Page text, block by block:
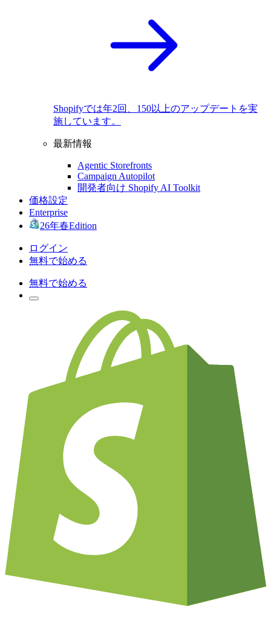
Shopifyでは年2回、150以上のアップデートを実
施しています。
最新情報
Agentic Storefronts
Campaign Autopilot
開発者向け Shopify AI Toolkit
価格設定
Enterprise
26年春Edition
ログイン
無料で始める
無料で始める